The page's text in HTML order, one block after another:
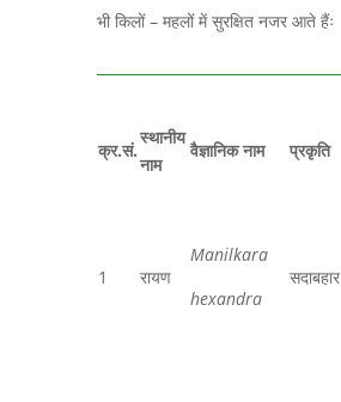
भी किलों – महलों में सुरक्षित नजर आते हैंः
क्र.सं.
स्थानीय
नाम
वैज्ञानिक नाम प्रकृति
1 रायण
Manilkara
hexandra
सदाबहार